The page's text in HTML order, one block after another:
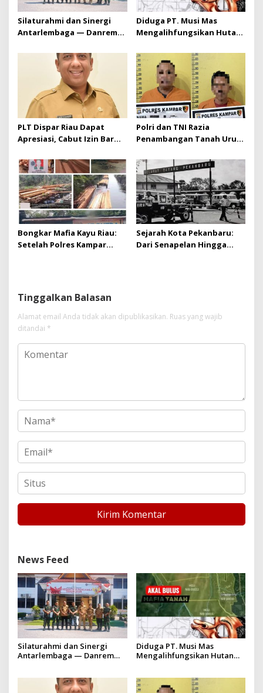
Silaturahmi dan Sinergi
Antarlembaga — Danrem
Kejaksaan Negeri Kuansing
Diduga PT. Musi Mas
Mengalihfungsikan Hutan
diduga melebihi batas izin
yang diizinkan
PLT Dispar Riau Dapat
Apresiasi, Cabut Izin Bar
Pro-Rakyat
Polri dan TNI Razia
Penambangan Tanah Urug,
Bongkar Mafia Kayu Riau:
Setelah Polres Kampar
Sejarah Kota Pekanbaru:
Dari Senapelan Hingga
Tinggalkan Balasan
Alamat email Anda tidak akan dipublikasikan. Ruas yang wajib
ditandai *
News Feed
Silaturahmi dan Sinergi
Antarlembaga — Danrem
Diduga PT. Musi Mas
Mengalihfungsikan Hutan
yang diizinkan